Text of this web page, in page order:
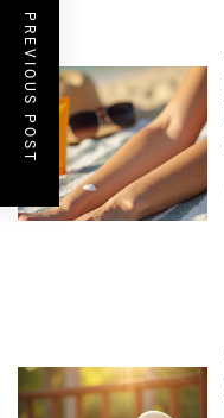
PREVIOUS POST